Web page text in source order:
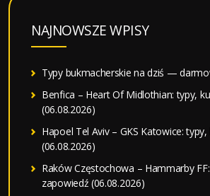
NAJNOWSZE WPISY
Typy bukmacherskie na dziś —
Benfica – Heart Of Midlothian: typy,
(06.08.2026)
Hapoel Tel Aviv – GKS Katowice:
(06.08.2026)
Raków Częstochowa – Hammarby
zapowiedź (06.08.2026)